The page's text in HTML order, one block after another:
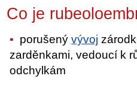
Co je
porušenývývoj
zarděnkami, vedoucí k
odchylkám